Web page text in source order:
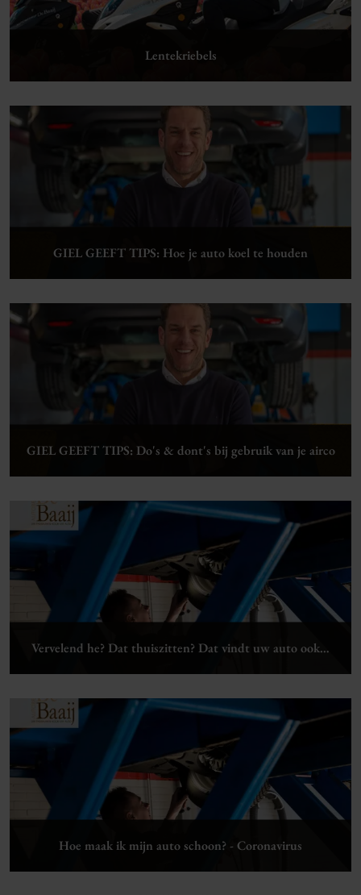
Lentekriebels
Lees verder
GIEL GEEFT TIPS: Hoe je auto koel te houden
Lees verder
GIEL GEEFT TIPS: Do's & dont's bij gebruik van je airco
Lees verder
Vervelend he? Dat thuiszitten? Dat vindt uw auto ook…
Lees verder
Hoe maak ik mijn auto schoon? - Coronavirus